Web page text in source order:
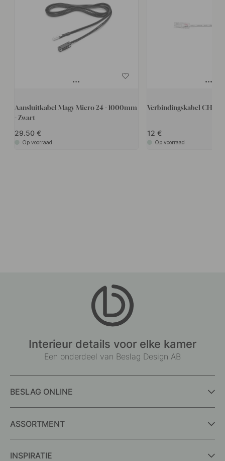
Aansluitkabel Magy Micro 24 - 1000mm
- Zwart
29.50
Op voorraad
Verbindingskabel CH6
12
Op voorraad
Interieur details voor elke kamer
Een onderdeel van Beslag Design AB
BESLAG ONLINE
ASSORTMENT
INSPIRATIE